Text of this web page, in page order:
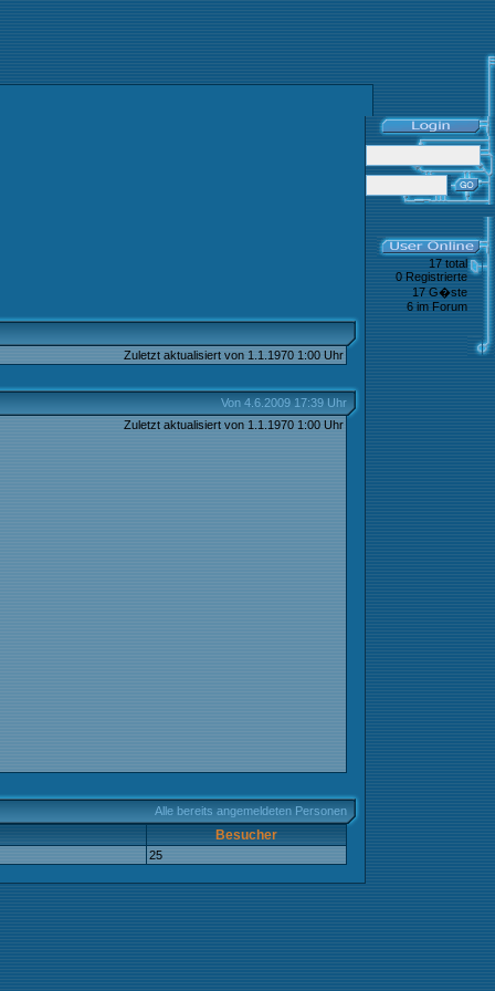
Zuletzt aktualisiert von 1.1.1970 1:00 Uhr
Von 4.6.2009 17:39 Uhr
Zuletzt aktualisiert von 1.1.1970 1:00 Uhr
Alle bereits angemeldeten Personen
Besucher
25
17 total
0 Registrierte
17 G�ste
6 im Forum